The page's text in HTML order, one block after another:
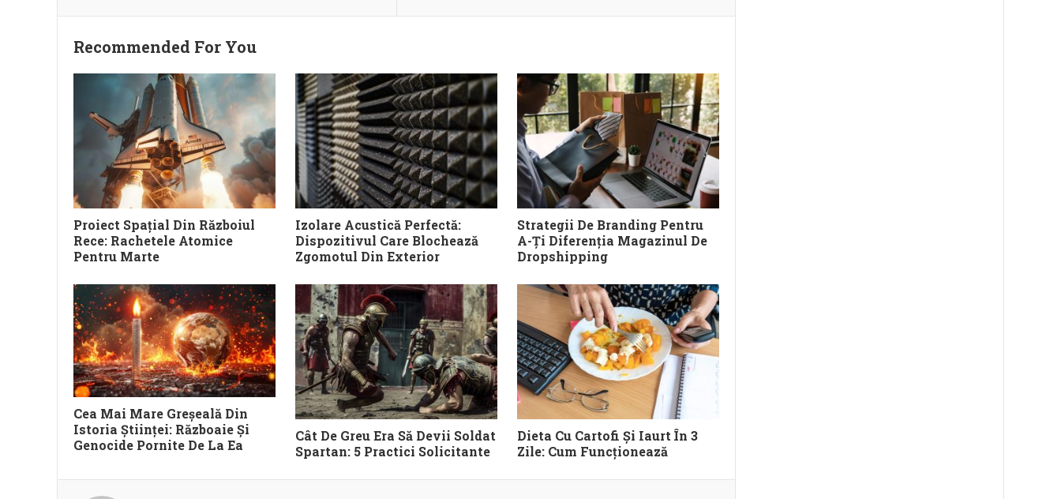
Recommended For You
Proiect Spațial Din Războiul
Rece: Rachetele Atomice
Pentru Marte
Izolare Acustică Perfectă:
Dispozitivul Care Blochează
Zgomotul Din Exterior
Strategii De Branding Pentru
A-Ți Diferenția Magazinul De
Dropshipping
Cea Mai Mare Greșeală Din
Istoria Științei: Războaie Și
Genocide Pornite De La Ea
Cât De Greu Era Să Devii Soldat
Spartan: 5 Practici Solicitante
Dieta Cu Cartofi Și Iaurt În 3
Zile: Cum Funcționează